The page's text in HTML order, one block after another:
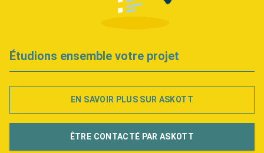
Étudions ensemble votre projet
EN SAVOIR PLUS SUR ASKOTT
ÊTRE CONTACTÉ PAR ASKOTT